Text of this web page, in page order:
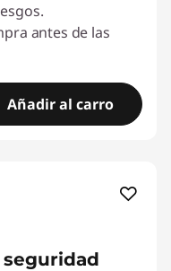
antes de las
Añadir al carro